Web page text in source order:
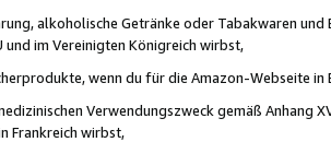
alkoholische Getränke oder Tabakwaren
und im Vereinigten Königreich wirbst,
wenn du für die Amazon-Webseite in
Verwendungszweck gemäß Anhang
Frankreich wirbst,